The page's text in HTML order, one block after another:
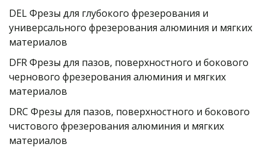
DEL Фрезы для глубокого фрезерования и
универсального фрезерования алюминия и мягких
материалов
DFR Фрезы для пазов, поверхностного и бокового
чернового фрезерования алюминия и мягких
материалов
DRC Фрезы для пазов, поверхностного и бокового
чистового фрезерования алюминия и мягких
материалов